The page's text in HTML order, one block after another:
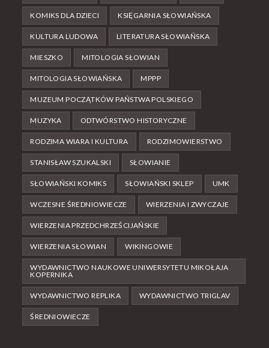
KOMIKS DLA DZIECI KSIĘGARNIA SŁOWIAŃSKA
KULTURA LUDOWA LITERATURA SŁOWIAŃSKA
MIESZKO MITOLOGIA SŁOWIAN
MITOLOGIA SŁOWIAŃSKA MPPP
MUZEUM POCZĄTKÓW PAŃSTWA POLSKIEGO
MUZYKA ODTWÓRSTWO HISTORYCZNE
RODZIMA WIARA I KULTURA RODZIMOWIERSTWO
STANISŁAW SZUKALSKI SŁOWIANIE
SŁOWIAŃSKI KOMIKS SŁOWIAŃSKI SKLEP UMK
WCZESNE ŚREDNIOWIECZE WIERZENIA I ZWYCZAJE
WIERZENIA PRZEDCHRZEŚCIJAŃSKIE
WIERZENIA SŁOWIAN WIKINGOWIE
WYDAWNICTWO NAUKOWE UNIWERSYTETU MIKOŁAJA
KOPERNIKA
WYDAWNICTWO REPLIKA WYDAWNICTWO TRIGLAV
ŚREDNIOWIECZE